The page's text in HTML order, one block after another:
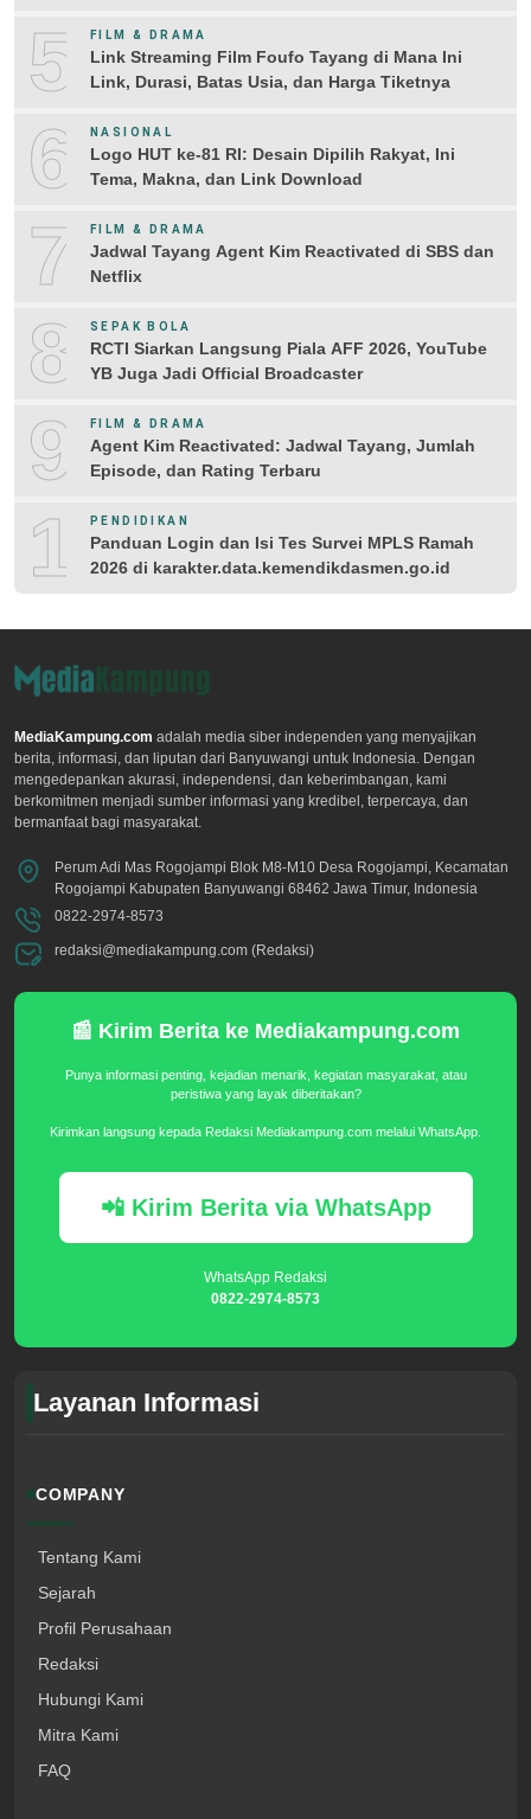
5 FILM & DRAMA
Link Streaming Film Foufo Tayang di Mana Ini
Link, Durasi, Batas Usia, dan Harga Tiketnya
6 NASIONAL
Logo HUT ke-81 RI: Desain Dipilih Rakyat, Ini
Tema, Makna, dan Link Download
7 FILM & DRAMA
Jadwal Tayang Agent Kim Reactivated di SBS dan
Netflix
8 SEPAK BOLA
RCTI Siarkan Langsung Piala AFF 2026, YouTube
YB Juga Jadi Official Broadcaster
9 FILM & DRAMA
Agent Kim Reactivated: Jadwal Tayang, Jumlah
Episode, dan Rating Terbaru
10PENDIDIKAN
Panduan Login dan Isi Tes Survei MPLS Ramah
2026 di karakter.data.kemendikdasmen.go.id
MediaKampung.com adalah media siber independen yang menyajikan
berita, informasi, dan liputan dari Banyuwangi untuk Indonesia. Dengan
mengedepankan akurasi, independensi, dan keberimbangan, kami
berkomitmen menjadi sumber informasi yang kredibel, terpercaya, dan
bermanfaat bagi masyarakat.
Perum Adi Mas Rogojampi Blok M8-M10 Desa Rogojampi, Kecamatan
Rogojampi Kabupaten Banyuwangi 68462 Jawa Timur, Indonesia
0822-2974-8573
redaksi@mediakampung.com (Redaksi)
📰 Kirim Berita ke Mediakampung.com
Punya informasi penting, kejadian menarik, kegiatan masyarakat, atau
peristiwa yang layak diberitakan?
Kirimkan langsung kepada Redaksi Mediakampung.com melalui WhatsApp.
📲 Kirim Berita via WhatsApp
WhatsApp Redaksi
0822-2974-8573
Layanan Informasi
COMPANY
Tentang Kami
Sejarah
Profil Perusahaan
Redaksi
Hubungi Kami
Mitra Kami
FAQ